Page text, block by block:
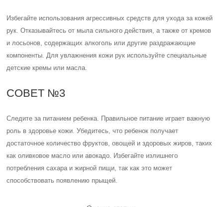
Избегайте использования агрессивных средств для ухода за кожей
рук. Отказывайтесь от мыла сильного действия, а также от кремов
и лосьонов, содержащих алкоголь или другие раздражающие
компоненты. Для увлажнения кожи рук используйте специальные
детские кремы или масла.
СОВЕТ №3
Следите за питанием ребенка. Правильное питание играет важную
роль в здоровье кожи. Убедитесь, что ребенок получает
достаточное количество фруктов, овощей и здоровых жиров, таких
как оливковое масло или авокадо. Избегайте излишнего
потребления сахара и жирной пищи, так как это может
способствовать появлению прыщей.